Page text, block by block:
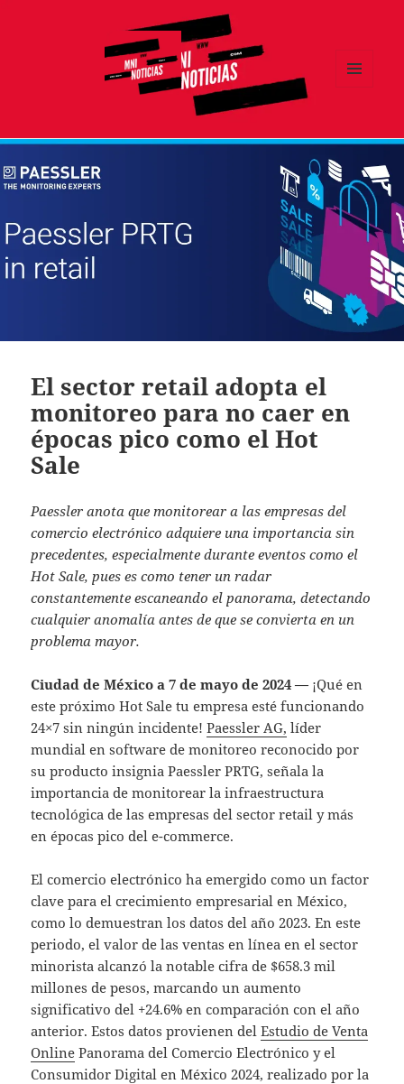
El sector retail adopta el
monitoreo para no caer en
épocas pico como el Hot
Sale
Paessler anota que monitorear a las empresas del
comercio electrónico adquiere una importancia sin
precedentes, especialmente durante eventos como el
Hot Sale, pues es como tener un radar
constantemente escaneando el panorama, detectando
cualquier anomalía antes de que se convierta en un
problema mayor.
Ciudad de México a 7 de mayo de 2024 — ¡Qué en
este próximo Hot Sale tu empresa esté funcionando
24×7 sin ningún incidente! Paessler AG, líder
mundial en software de monitoreo reconocido por
su producto insignia Paessler PRTG, señala la
importancia de monitorear la infraestructura
tecnológica de las empresas del sector retail y más
en épocas pico del e-commerce.
El comercio electrónico ha emergido como un factor
clave para el crecimiento empresarial en México,
como lo demuestran los datos del año 2023. En este
periodo, el valor de las ventas en línea en el sector
minorista alcanzó la notable cifra de $658.3 mil
millones de pesos, marcando un aumento
significativo del +24.6% en comparación con el año
anterior. Estos datos provienen delEstudio de Venta
Online Panorama del Comercio Electrónico y el
Consumidor Digital en México 2024, realizado por la